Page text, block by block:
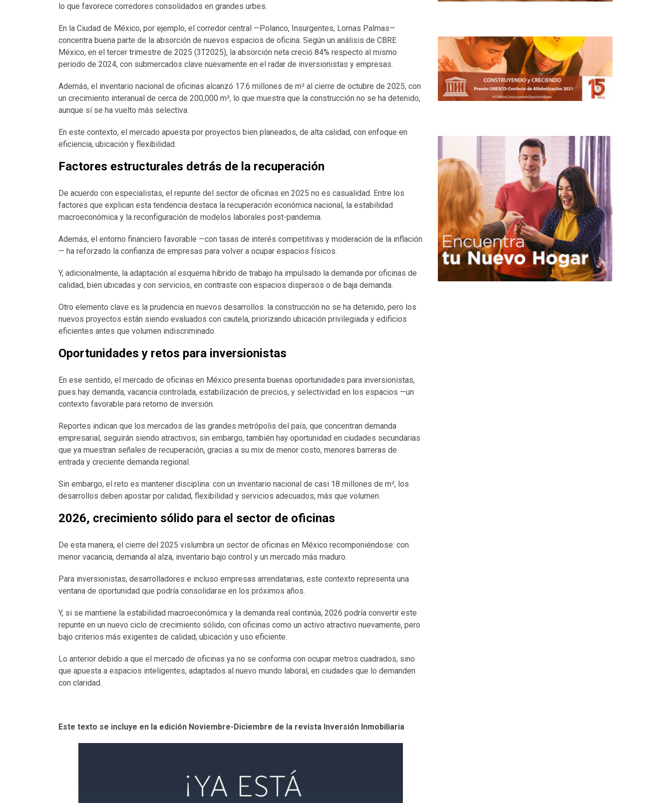
lo que favorece corredores consolidados en grandes urbes.
En la Ciudad de México, por ejemplo, el corredor central —Polanco, Insurgentes, Lomas Palmas—
concentra buena parte de la absorción de nuevos espacios de oficina. Según un análisis de CBRE
México, en el tercer trimestre de 2025 (3T2025), la absorción neta creció 84% respecto al mismo
periodo de 2024, con submercados clave nuevamente en el radar de inversionistas y empresas.
Además, el inventario nacional de oficinas alcanzó 17.6 millones de m² al cierre de octubre de 2025, con
un crecimiento interanual de cerca de 200,000 m², lo que muestra que la construcción no se ha detenido,
aunque sí se ha vuelto más selectiva.
En este contexto, el mercado apuesta por proyectos bien planeados, de alta calidad, con enfoque en
eficiencia, ubicación y flexibilidad.
Factores estructurales detrás de la recuperación
De acuerdo con especialistas, el repunte del sector de oficinas en 2025 no es casualidad. Entre los
factores que explican esta tendencia destaca la recuperación económica nacional, la estabilidad
macroeconómica y la reconfiguración de modelos laborales post-pandemia.
Además, el entorno financiero favorable —con tasas de interés competitivas y moderación de la inflación
— ha reforzado la confianza de empresas para volver a ocupar espacios físicos.
Y, adicionalmente, la adaptación al esquema híbrido de trabajo ha impulsado la demanda por oficinas de
calidad, bien ubicadas y con servicios, en contraste con espacios dispersos o de baja demanda.
Otro elemento clave es la prudencia en nuevos desarrollos: la construcción no se ha detenido, pero los
nuevos proyectos están siendo evaluados con cautela, priorizando ubicación privilegiada y edificios
eficientes antes que volumen indiscriminado.
Oportunidades y retos para inversionistas
En ese sentido, el mercado de oficinas en México presenta buenas oportunidades para inversionistas,
pues hay demanda, vacancia controlada, estabilización de precios, y selectividad en los espacios —un
contexto favorable para retorno de inversión.
Reportes indican que los mercados de las grandes metrópolis del país, que concentran demanda
empresarial, seguirán siendo atractivos; sin embargo, también hay oportunidad en ciudades secundarias
que ya muestran señales de recuperación, gracias a su mix de menor costo, menores barreras de
entrada y creciente demanda regional.
Sin embargo, el reto es mantener disciplina: con un inventario nacional de casi 18 millones de m², los
desarrollos deben apostar por calidad, flexibilidad y servicios adecuados, más que volumen.
2026, crecimiento sólido para el sector de oficinas
De esta manera, el cierre del 2025 vislumbra un sector de oficinas en México recomponiéndose: con
menor vacancia, demanda al alza, inventario bajo control y un mercado más maduro.
Para inversionistas, desarrolladores e incluso empresas arrendatarias, este contexto representa una
ventana de oportunidad que podría consolidarse en los próximos años.
Y, si se mantiene la estabilidad macroeconómica y la demanda real continúa, 2026 podría convertir este
repunte en un nuevo ciclo de crecimiento sólido, con oficinas como un activo atractivo nuevamente, pero
bajo criterios más exigentes de calidad, ubicación y uso eficiente.
Lo anterior debido a que el mercado de oficinas ya no se conforma con ocupar metros cuadrados, sino
que apuesta a espacios inteligentes, adaptados al nuevo mundo laboral, en ciudades que lo demanden
con claridad.
Este texto se incluye en la edición Noviembre-Diciembre de la revista Inversión Inmobiliaria